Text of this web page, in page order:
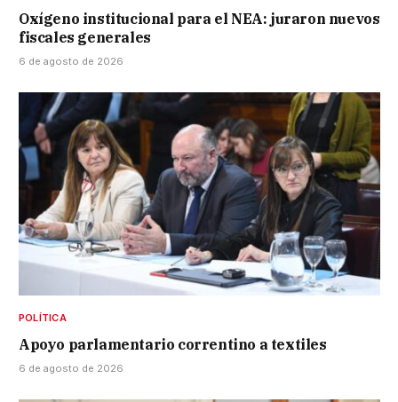
Oxígeno institucional para el NEA: juraron nuevos
fiscales generales
6 de agosto de 2026
POLÍTICA
Apoyo parlamentario correntino a textiles
6 de agosto de 2026